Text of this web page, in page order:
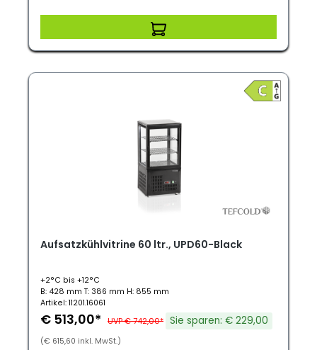
Aufsatzkühlvitrine 60 ltr., UPD60-Black
+2°C bis +12°C
B: 428 mm T: 386 mm H: 855 mm
Artikel: 11201.16061
€ 513,00* UVP € 742,00* Sie sparen: € 229,00
(€ 615,60 inkl. MwSt.)